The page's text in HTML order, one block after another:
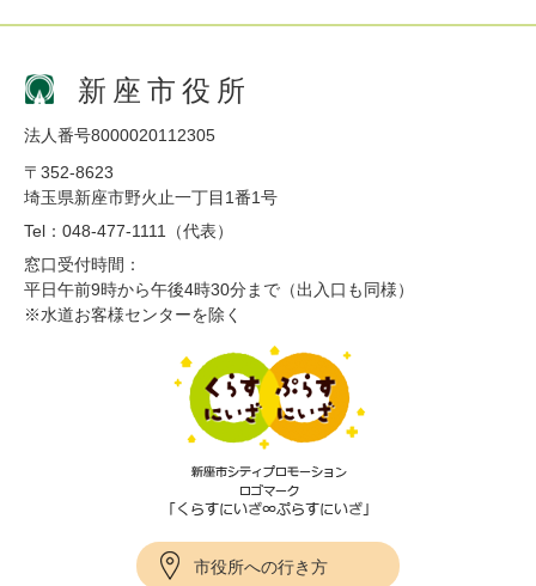
新座市役所
法人番号8000020112305
〒352-8623
埼玉県新座市野火止一丁目1番1号
Tel：048-477-1111（代表）
窓口受付時間：
平日午前9時から午後4時30分まで（出入口も同様）
※水道お客様センターを除く
市役所への行き方